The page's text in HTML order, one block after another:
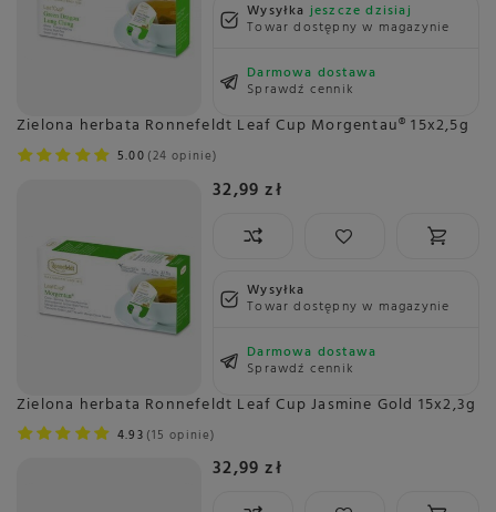
Wysyłkajeszcze dzisiaj
Towar dostępny w magazynie
Darmowa dostawa
Sprawdź cennik
Zielona herbata Ronnefeldt Leaf Cup Morgentau® 15x2,5g
5.00 24 opinie
32,99 zł
Wysyłka
Towar dostępny w magazynie
Darmowa dostawa
Sprawdź cennik
Zielona herbata Ronnefeldt Leaf Cup Jasmine Gold 15x2,3g
4.93 15 opinie
32,99 zł